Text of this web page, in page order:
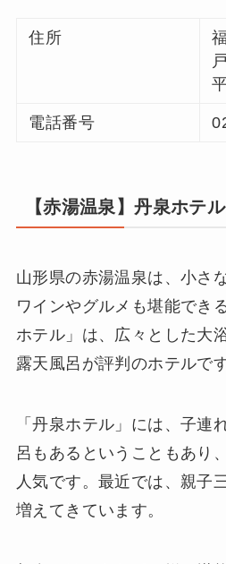
住所
電話番号
【赤湯温泉】丹泉ホテル
山形県の赤湯温泉は、小さ
ワインやグルメも堪能でき
ホテル」は、広々とした大
露天風呂が評判のホテルです
「丹泉ホテル」には、子連
呂もあるということもあり
人気です。最近では、親子
増えてきています。